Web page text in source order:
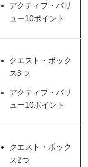
アクティブ・バリ
ュー10ポイント
クエスト・ボック
ス3つ
アクティブ・バリ
ュー10ポイント
クエスト・ボック
ス2つ